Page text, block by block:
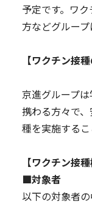
予定です。ワ
方などグルー
【ワクチン接
京進グループ
携わる方々で
種を実施するこ
【ワクチン接種
■対象者
以下の対象者